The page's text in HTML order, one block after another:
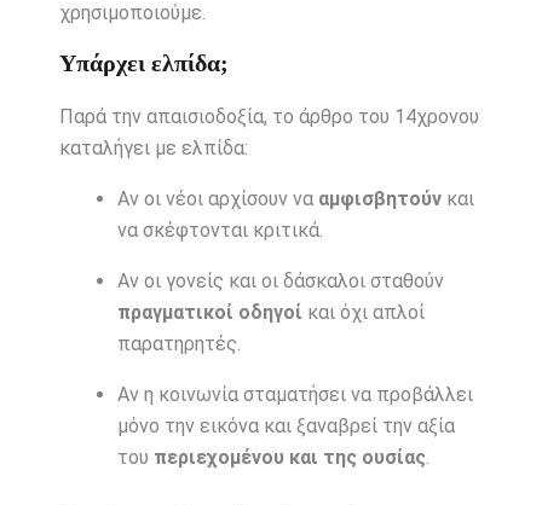
χρησιμοποιούμε.
Υπάρχει ελπίδα;
Παρά την απαισιοδοξία, το άρθρο του 14χρονου
καταλήγει με ελπίδα:
Αν οι νέοι αρχίσουν να αμφισβητούνκαι
να σκέφτονται κριτικά.
Αν οι γονείς και οι δάσκαλοι σταθούν
πραγματικοί οδηγοί και όχι απλοί
παρατηρητές.
Αν η κοινωνία σταματήσει να προβάλλει
μόνο την εικόνα και ξαναβρεί την αξία
του περιεχομένου και της ουσίας.